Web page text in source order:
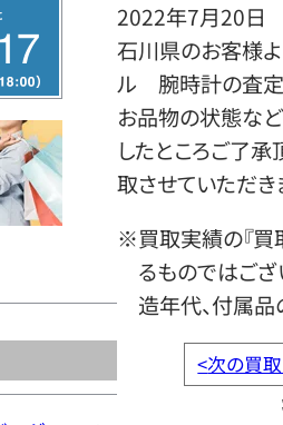
2022年7月20日
石川県のお客様よ
ル 腕時計の査定
お品物の状態など
したところご了
取させていただき
※買取実績の『買
るものではござ
造年代、付属品
<次の買